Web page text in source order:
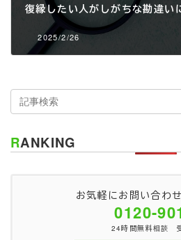
復縁したい人がしがちな勘違い
2025/2/26
RANKING
お気軽にお問い合わ
0120-
24時間無料相談